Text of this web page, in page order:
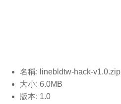
名稱: linebldtw-hack-v1.0.zip
大小: 6.0MB
版本: 1.0